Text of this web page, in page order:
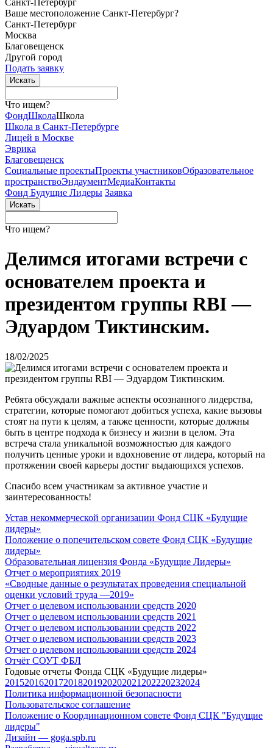
Санкт-Петербург
Ваше местоположение Санкт-Петербург?
Санкт-Петербург
Москва
Благовещенск
Другой город
Подать заявку
Что ищем?
ФондШколаШкола
Школа в Санкт-Петербурге
Лицей в Москве
Эврика
Благовещенск
Социальные проектыПроекты участниковОбразовательное
пространствоЭндаументМедиаКонтакты
Фонд Будущие Лидеры Заявка
Что ищем?
Делимся итогами встречи с
основателем проекта и
президентом группы RBI —
Эдуардом Тиктинским.
18/02/2025
Ребята обсуждали важные аспекты осознанного лидерства,
стратегии, которые помогают добиться успеха, какие вызовы
стоят на пути к целям, а также ценности, которые должны
быть в центре подхода к бизнесу и жизни в целом. Эта
встреча стала уникальной возможностью для каждого
получить ценные уроки и вдохновение от лидера, который на
протяжении своей карьеры достиг выдающихся успехов.
Спасибо всем участникам за активное участие и
заинтересованность!
Устав некоммерческой организации Фонд СЦК «Будущие
лидеры»
Положение о попечительском совете Фонд СЦК «Будущие
лидеры»
Образовательная лицензия Фонда «Будущие Лидеры»
Отчет о мероприятиях 2019
«Cводные данные о результатах проведения специальной
оценки условий труда —2019»
Отчет о целевом использовании средств 2020
Отчет о целевом использовании средств 2021
Отчет о целевом использовании средств 2022
Отчет о целевом использовании средств 2023
Отчет о целевом использовании средств 2024
Отчёт СОУТ ФБЛ
Годовые отчеты Фонда СЦК «Будущие лидеры»
2015201620172018201920202021 202220232024
Политика информационной безопасности
Пользовательское соглашение
Положение о Координационном совете Фонд СЦК "Будущие
лидеры"
Дизайн — goga.spb.ru